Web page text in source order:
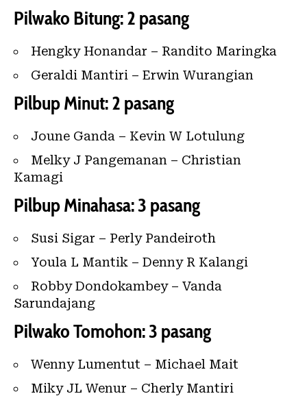
Pilwako Bitung: 2 pasang
Hengky Honandar – Randito Maringka
Geraldi Mantiri – Erwin Wurangian
Pilbup Minut: 2 pasang
Joune Ganda – Kevin W Lotulung
Melky J Pangemanan – Christian
Kamagi
Pilbup Minahasa: 3 pasang
Susi Sigar – Perly Pandeiroth
Youla L Mantik – Denny R Kalangi
Robby Dondokambey – Vanda
Sarundajang
Pilwako Tomohon: 3 pasang
Wenny Lumentut – Michael Mait
Miky JL Wenur – Cherly Mantiri